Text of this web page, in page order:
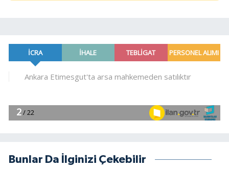
Bunlar Da İlginizi Çekebilir